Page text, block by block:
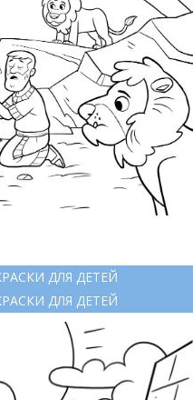
ДЛЯ ДЕТЕЙ
ДЛЯ ДЕТЕЙ